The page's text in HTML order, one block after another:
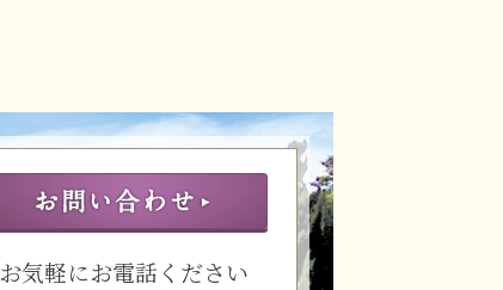
お気軽にお電話ください